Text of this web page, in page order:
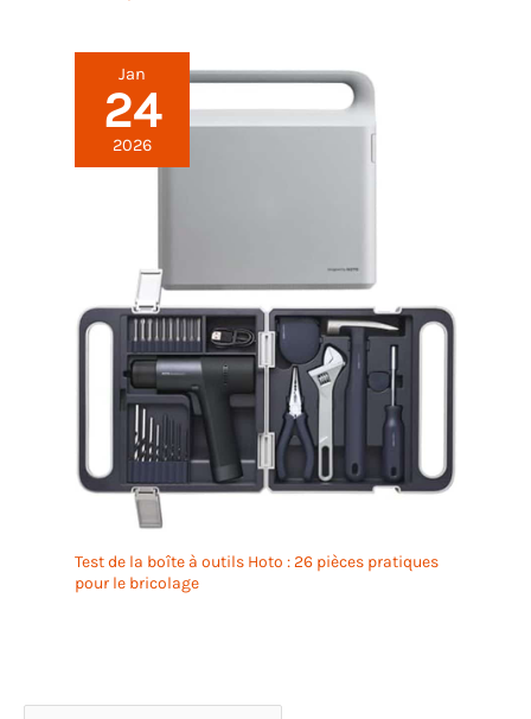
Jan
24
2026
Test de la boîte à outils Hoto : 26 pièces pratiques
pour le bricolage